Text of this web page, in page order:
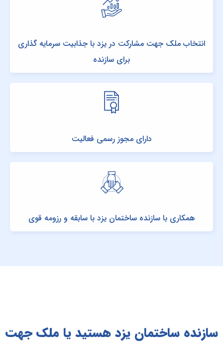
انتخاب ملک جهت مشارکت در یزد با جذابیت سرمایه گذاری
برای سازنده
دارای مجوز رسمی فعالیت
همکاری با سازنده ساختمان یزد با سابقه و رزومه قوی
سازنده ساختمان یزد هستید یا ملک جهت